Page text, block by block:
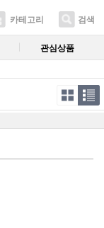
카테고리 검색
관심상품